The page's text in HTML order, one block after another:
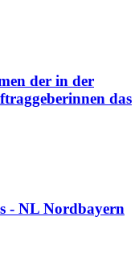
der in der
das
- NL Nordbayern